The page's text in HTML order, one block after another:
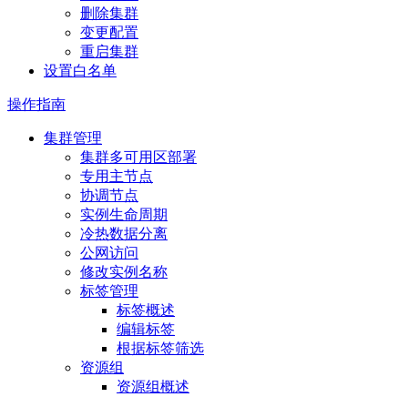
删除集群
变更配置
重启集群
设置白名单
操作指南
集群管理
集群多可用区部署
专用主节点
协调节点
实例生命周期
冷热数据分离
公网访问
修改实例名称
标签管理
标签概述
编辑标签
根据标签筛选
资源组
资源组概述